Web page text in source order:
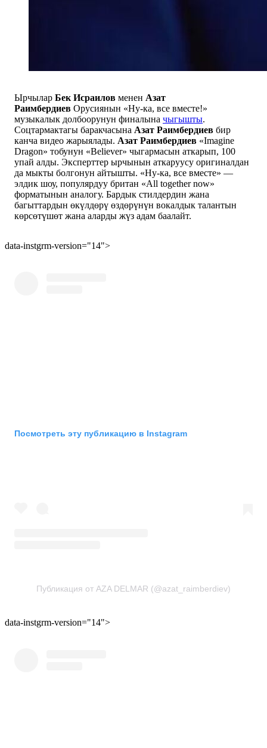
Ырчылар Бек Исраилов менен Азат
Раимбердиев Орусиянын «Ну-ка, все вместе!»
музыкалык долбоорунун финалына чыгышты.
Соцтармактагы баракчасына Азат Раимбердиев бир
канча видео жарыялады. Азат Раимбердиев «Imagine
Dragon» тобунун «Believer» чыгармасын аткарып, 100
упай алды. Эксперттер ырчынын аткаруусу оригиналдан
да мыкты болгонун айтышты. «Ну-ка, все вместе» —
элдик шоу, популярдуу британ «All together now»
форматынын аналогу. Бардык стилдердин жана
багыттардын өкүлдөрү өздөрүнүн вокалдык талантын
көрсөтүшөт жана аларды жүз адам баалайт.
data-instgrm-version="14">
Посмотреть эту публикацию в Instagram
Публикация от AZA DELMAR (@azat_raimberdiev)
data-instgrm-version="14">